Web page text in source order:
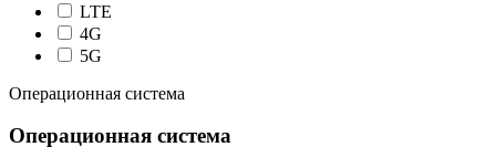
LTE
4G
5G
Операционная система
Операционная система